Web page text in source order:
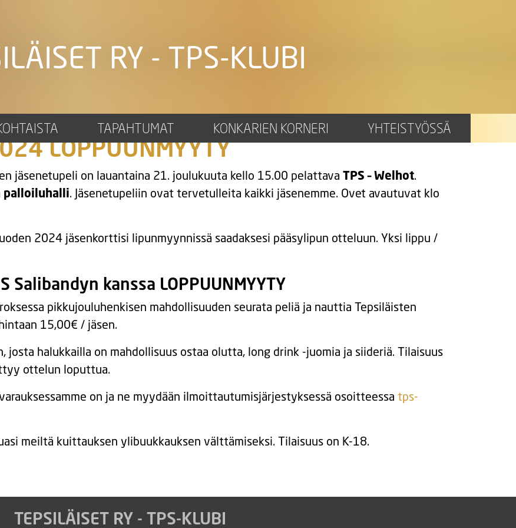
RY - TPS-KLUBI
TAPAHTUMAT KONKARIEN KORNERI YHTEISTYÖSSÄ
TPS – Welhot & Tepsiläisten
LOPPUUNMYYTY
jäsenetupeli on lauantaina 21. joulukuuta kello 15.00 pelattava TPS – Welhot.
palloiluhalli. Jäsenetupeliin ovat tervetulleita kaikki jäsenemme. Ovet avautuvat klo
2024 jäsenkorttisi lipunmyynnissä saadaksesi pääsylipun otteluun. Yksi lippu /
kanssa LOPPUUNMYYTY
pikkujouluhenkisen mahdollisuuden seurata peliä ja nauttia Tepsiläisten
15,00€ / jäsen.
josta halukkailla on mahdollisuus ostaa olutta, long drink -juomia ja siideriä. Tilaisuus
ottelun loputtua.
on ja ne myydään ilmoittautumisjärjestyksessä osoitteessa tps-
meiltä kuittauksen ylibuukkauksen välttämiseksi. Tilaisuus on K-18.
TEPSILÄISET RY - TPS-KLUBI